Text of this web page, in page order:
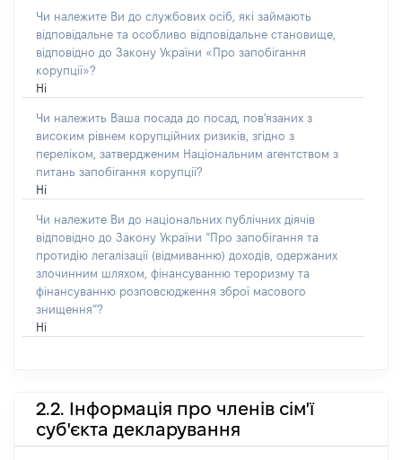
Чи належите Ви до службових осіб, які займають
відповідальне та особливо відповідальне становище,
відповідно до Закону України «Про запобігання
корупції»?
Ні
Чи належить Ваша посада до посад, пов'язаних з
високим рівнем корупційних ризиків, згідно з
переліком, затвердженим Національним агентством з
питань запобігання корупції?
Ні
Чи належите Ви до національних публічних діячів
відповідно до Закону України “Про запобігання та
протидію легалізації (відмиванню) доходів, одержаних
злочинним шляхом, фінансуванню тероризму та
фінансуванню розповсюдження зброї масового
знищення”?
Ні
2.2. Інформація про членів сім'ї
суб'єкта декларування